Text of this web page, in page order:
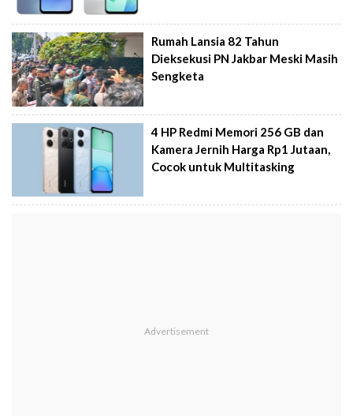
Rumah Lansia 82 Tahun
Dieksekusi PN Jakbar Meski Masih
Sengketa
4 HP Redmi Memori 256 GB dan
Kamera Jernih Harga Rp1 Jutaan,
Cocok untuk Multitasking